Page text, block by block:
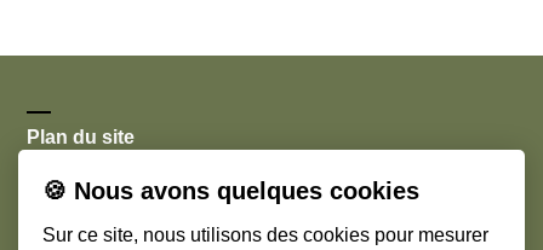
Plan du site
Accueil
Le mot du fondateur
🍪 Nous avons quelques cookies
Sur ce site, nous utilisons des cookies pour mesurer